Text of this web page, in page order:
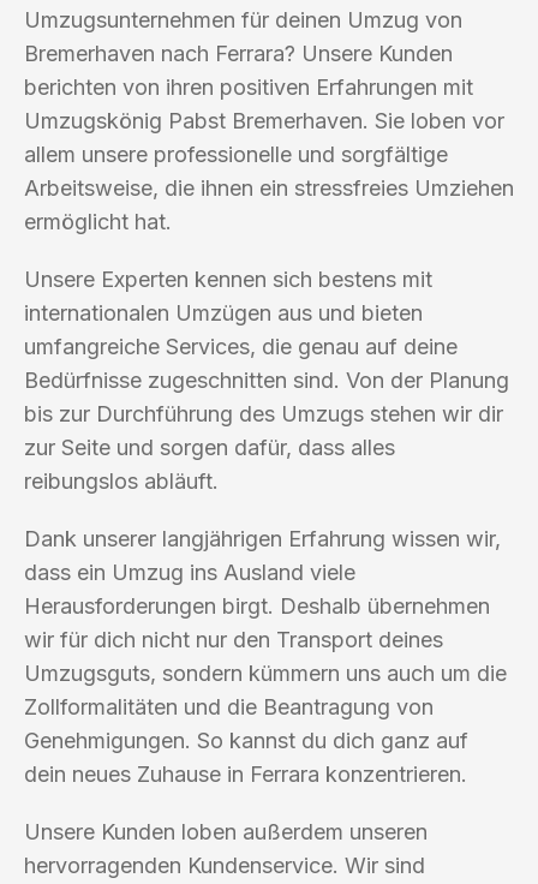
Umzugsunternehmen für deinen Umzug von
Bremerhaven nach Ferrara? Unsere Kunden
berichten von ihren positiven Erfahrungen mit
Umzugskönig Pabst Bremerhaven. Sie loben vor
allem unsere professionelle und sorgfältige
Arbeitsweise, die ihnen ein stressfreies Umziehen
ermöglicht hat.
Unsere Experten kennen sich bestens mit
internationalen Umzügen aus und bieten
umfangreiche Services, die genau auf deine
Bedürfnisse zugeschnitten sind. Von der Planung
bis zur Durchführung des Umzugs stehen wir dir
zur Seite und sorgen dafür, dass alles
reibungslos abläuft.
Dank unserer langjährigen Erfahrung wissen wir,
dass ein Umzug ins Ausland viele
Herausforderungen birgt. Deshalb übernehmen
wir für dich nicht nur den Transport deines
Umzugsguts, sondern kümmern uns auch um die
Zollformalitäten und die Beantragung von
Genehmigungen. So kannst du dich ganz auf
dein neues Zuhause in Ferrara konzentrieren.
Unsere Kunden loben außerdem unseren
hervorragenden Kundenservice. Wir sind